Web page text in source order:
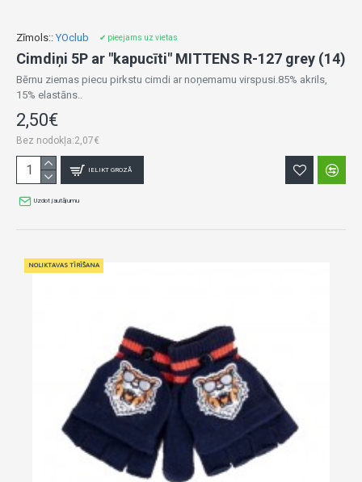
Zīmols:: YOclub ✔ pieejams uz vietas
Cimdiņi 5P ar "kapucīti" MITTENS R-127 grey (14)
Bērnu ziemas piecu pirkstu cimdi ar noņemamu virspusi.85% akrils,
15% elastāns..
2,50€
Bez nodokļa:2,07€
IELIKT GROZĀ
Uzdot jautājumu
NOLIKTAVAS TĪRĪŠANA